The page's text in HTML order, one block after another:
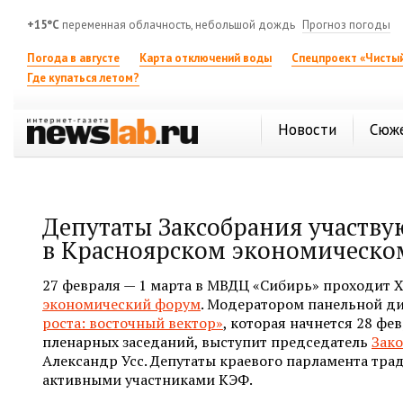
+15°C переменная облачность, небольшой дождь Прогноз погоды
Погода в августе Карта отключений воды
Спецпроект
Где купаться летом?
Новости
Депутаты Заксобрания
в Красноярском
27 февраля — 1 марта в МВДЦ «Сибирь» проходит
экономический форум. Модератором панельной
роста: восточный вектор», которая начнется 28
пленарных заседаний, выступит председатель
Александр Усс. Депутаты краевого парламента
активными участниками КЭФ.